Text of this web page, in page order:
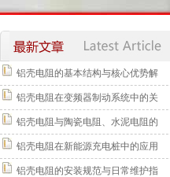
铝壳电阻的基本结构与核心优势解
铝壳电阻在变频器制动系统中的关
铝壳电阻与陶瓷电阻、水泥电阻的
铝壳电阻在新能源充电桩中的应用
铝壳电阻的安装规范与日常维护指